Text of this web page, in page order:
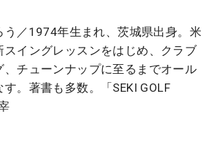
う／1974年生まれ、茨城県出身。米
スイングレッスンをはじめ、クラブ
、チューンナップに至るまでオール
。著書も多数。「SEKI GOLF